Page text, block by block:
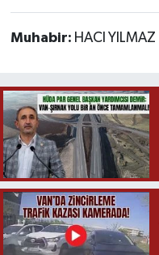
Muhabir: HACI YILMAZ